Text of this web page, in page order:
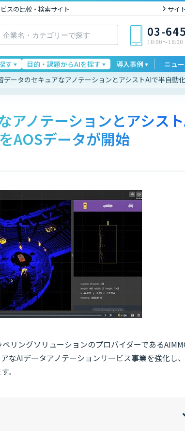
スの比較・検索サイト サイ
03-
10:00〜18:00
す 目的・課題からAIを探す 導入事例 ニュ
データのセキュアなアノテーションとアシストAIで半自動
アノテーションとアシス
AOSデータが開始
リングソリューションのプロバイダーである
なAIデータアノテーションサービス事業を強化し
。
[[